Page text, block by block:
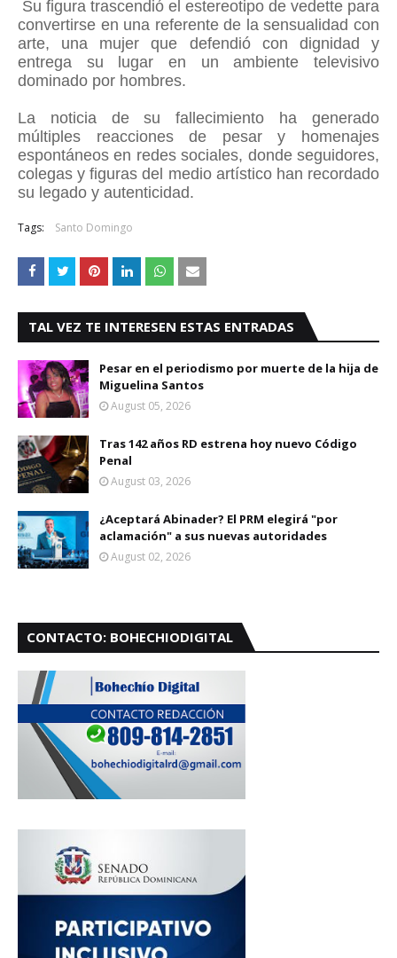
Su figura trascendió el estereotipo de vedette para
convertirse en una referente de la sensualidad con
arte, una mujer que defendió con dignidad y
entrega su lugar en un ambiente televisivo
dominado por hombres.
La noticia de su fallecimiento ha generado
múltiples reacciones de pesar y homenajes
espontáneos en redes sociales, donde seguidores,
colegas y figuras del medio artístico han recordado
su legado y autenticidad.
Tags: Santo Domingo
TAL VEZ TE INTERESEN ESTAS ENTRADAS
Pesar en el periodismo por muerte de la hija de
Miguelina Santos
August 05, 2026
Tras 142 años RD estrena hoy nuevo Código
Penal
August 03, 2026
¿Aceptará Abinader? El PRM elegirá "por
aclamación" a sus nuevas autoridades
August 02, 2026
CONTACTO: BOHECHIODIGITAL